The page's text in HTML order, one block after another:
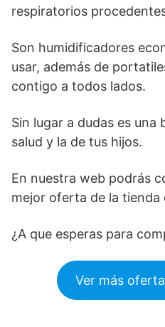
respiratorios
Son humidificadores
usar, además de
contigo a todos lados.
Sin lugar a dudas es una
salud y la de tus hijos.
En nuestra web podrás
mejor oferta de la tienda
¿A que esperas para
Ver más